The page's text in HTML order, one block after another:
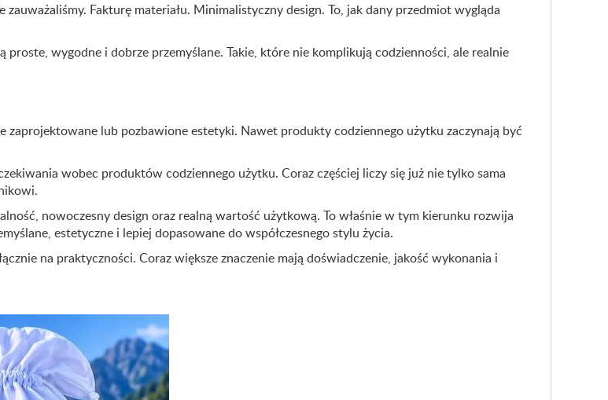
Fakturę materiału. Minimalistyczny design. To, jak dany przedmiot wygląda
wygodne i dobrze przemyślane. Takie, które nie komplikują codzienności, ale realnie
zaprojektowane lub pozbawione estetyki. Nawet produkty codziennego użytku zaczynają być
wobec produktów codziennego użytku. Coraz częściej liczy się już nie tylko sama
nowoczesny design oraz realną wartość użytkową. To właśnie w tym kierunku rozwija
estetyczne i lepiej dopasowane do współczesnego stylu życia.
na praktyczności. Coraz większe znaczenie mają doświadczenie, jakość wykonania i